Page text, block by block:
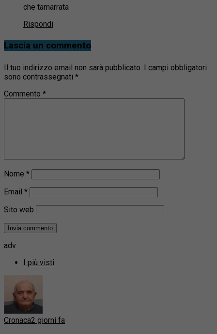
che tamarrata
Rispondi
Lascia un commento
Il tuo indirizzo email non sarà pubblicato.
I campi obbligatori
sono contrassegnati *
Commento *
Nome *
Email *
Sito web
adv
I più visti
Cronaca2 giorni fa